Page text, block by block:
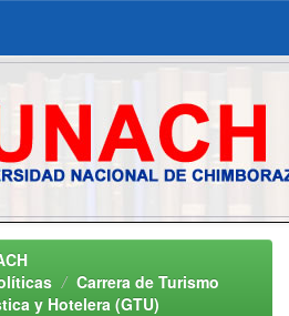
Carrera de Turismo
y Hotelera (GTU)